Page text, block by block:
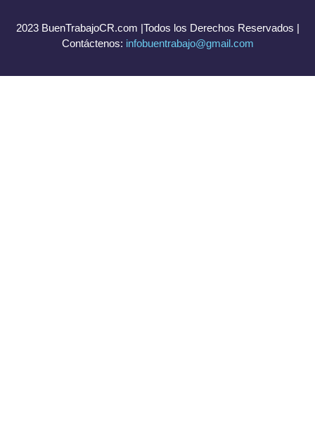
2023 BuenTrabajoCR.com |Todos los Derechos Reservados |
Contáctenos: infobuentrabajo@gmail.com